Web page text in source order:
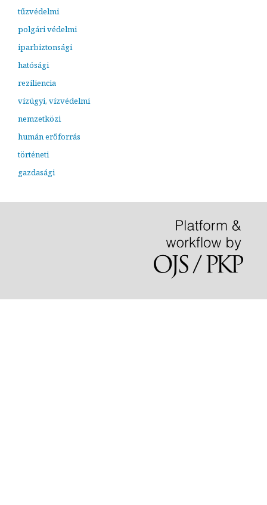
tűzvédelmi
polgári védelmi
iparbiztonsági
hatósági
reziliencia
vízügyi, vízvédelmi
nemzetközi
humán erőforrás
történeti
gazdasági